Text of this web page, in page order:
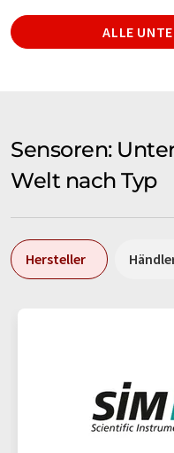
ALLE
Sensoren:
Welt nach Typ
Hersteller